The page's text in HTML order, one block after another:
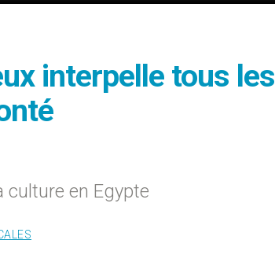
interpelle tous les
culture en Egypte